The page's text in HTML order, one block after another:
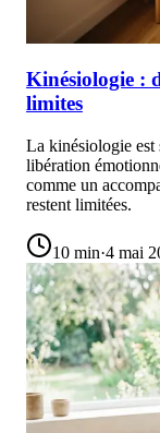
Kinésiologie :
limites
La kinésiologie est
libération
comme un
restent limitées.
10 min·4 mai